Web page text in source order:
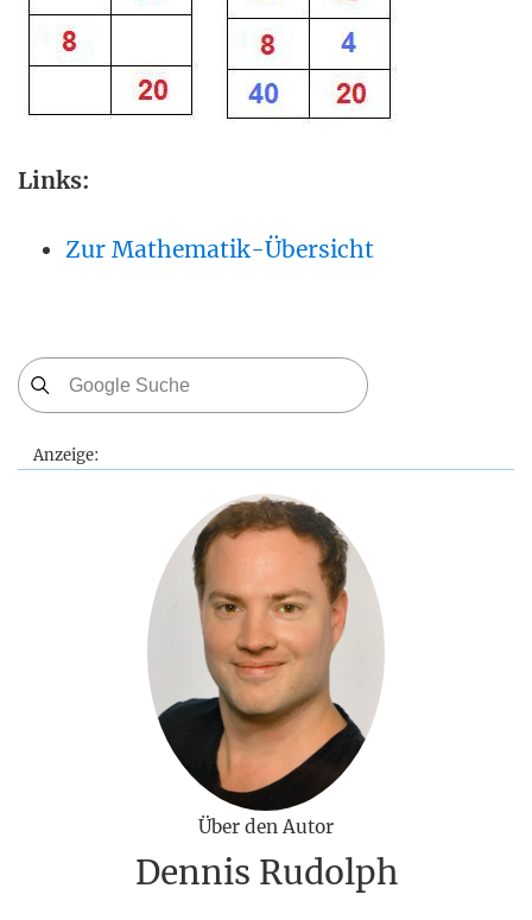
Links:
Zur Mathematik-Übersicht
Anzeige:
Über den Autor
Dennis Rudolph